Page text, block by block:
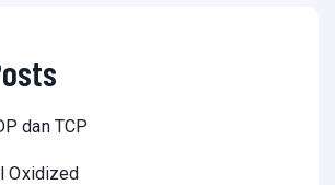
dan TCP
Oxidized